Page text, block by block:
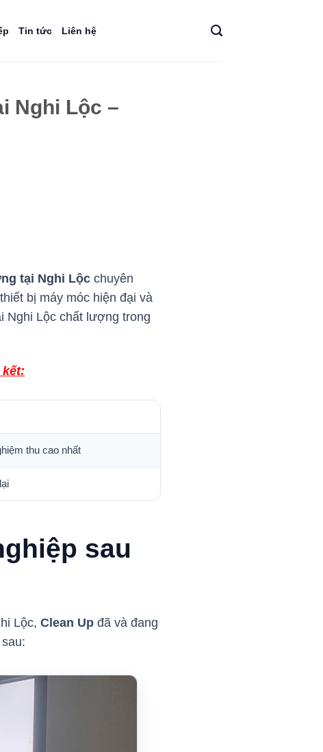
Tin tức Liên hệ
Nghi Lộc –
tại Nghi Lộc chuyên
bị máy móc hiện đại và
Nghi Lộc chất lượng trong
kết:
thu cao nhất
sau
Lộc, Clean Up đã và đang